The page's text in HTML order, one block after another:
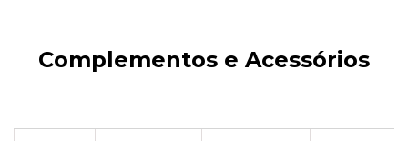
Complementos e Acessórios